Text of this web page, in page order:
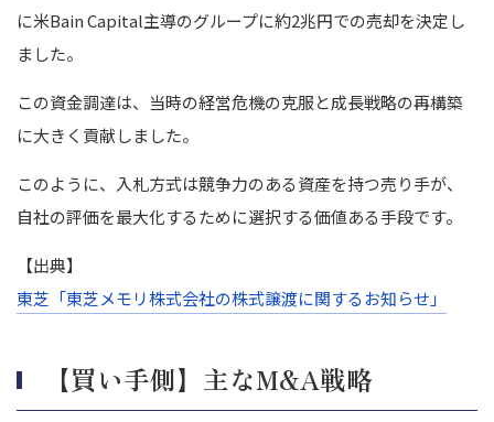
に米Bain Capital主導のグループに約2兆円での売却を決定し
ました。
この資金調達は、当時の経営危機の克服と成長戦略の再構築
に大きく貢献しました。
このように、入札方式は競争力のある資産を持つ売り手が、
自社の評価を最大化するために選択する価値ある手段です。
【出典】
東芝「東芝メモリ株式会社の株式譲渡に関するお知らせ」
【買い手側】主なM&A戦略